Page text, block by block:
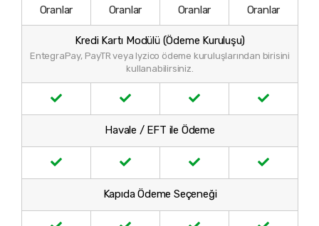
Oranlar
Oranlar
Oranlar
Oranlar
Kredi Kartı Modülü (Ödeme Kuruluşu)
EntegraPay, PayTR veya Iyzico ödeme kuruluşlarından birisini
kullanabilirsiniz.
Havale / EFT ile Ödeme
Kapıda Ödeme Seçeneği